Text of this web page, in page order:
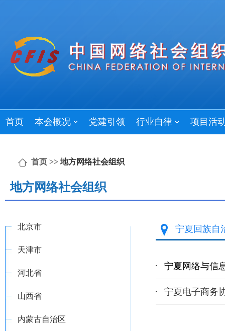
首页 本会概况 党建引领 行业自律 项目活
首页 >> 地方网络社会组织
地方网络社会组织
北京市
天津市
河北省
山西省
内蒙古自治区
宁夏回族自
宁夏网络与信
宁夏电子商务